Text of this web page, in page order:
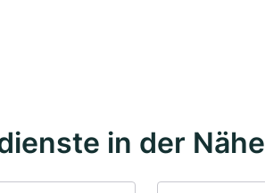
in der Nähe